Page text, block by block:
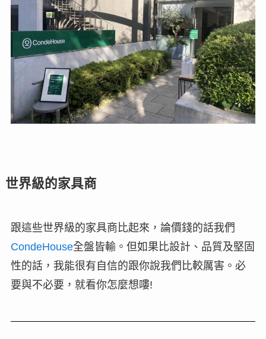
世界級的家具商
跟這些世界級的家具商比起來，論價錢的話我們
CondeHouse全盤皆輸。但如果比設計、品質及堅固
性的話，我能很有自信的跟你說我們比較厲害。必
要與不必要，就看你怎麼想嘍!